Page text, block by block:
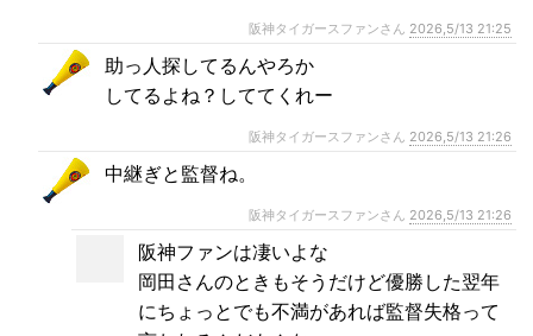
阪神タイガースファンさん 2026,5/13 21:25
助っ人探してるんやろか
してるよね？しててくれー
阪神タイガースファンさん 2026,5/13 21:26
中継ぎと監督ね。
阪神タイガースファンさん 2026,5/13 21:26
阪神ファンは凄いよな
岡田さんのときもそうだけど優勝した翌年
にちょっとでも不満があれば監督失格って